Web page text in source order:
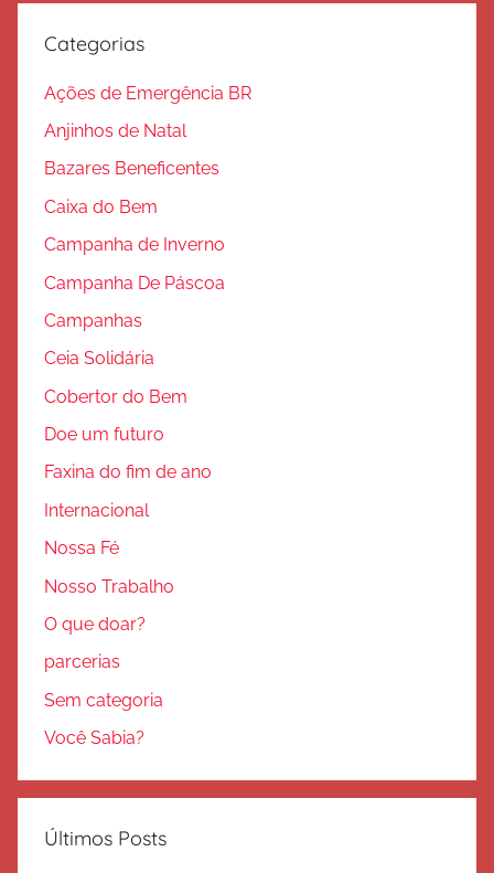
Categorias
Ações de Emergência BR
Anjinhos de Natal
Bazares Beneficentes
Caixa do Bem
Campanha de Inverno
Campanha De Páscoa
Campanhas
Ceia Solidária
Cobertor do Bem
Doe um futuro
Faxina do fim de ano
Internacional
Nossa Fé
Nosso Trabalho
O que doar?
parcerias
Sem categoria
Você Sabia?
Últimos Posts